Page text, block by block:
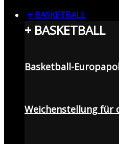
+ BASKETBALL
+ BASKETBALL
Basketball-
Weichenstellung für